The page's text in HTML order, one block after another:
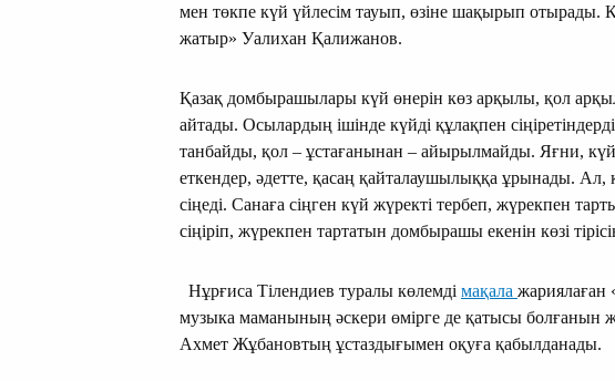
мен төкпе күй үйлесім тауып, өзіне шақырып отырады.
жатыр» Уалихан Қалижанов.
Қазақ домбырашылары күй өнерін көз арқылы, қол
айтады. Осылардың ішінде күйді құлақпен
танбайды, қол – ұстағанынан – айырылмайды. Яғни,
еткендер, әдетте, қасаң қайталаушылыққа ұрынады. Ал,
сіңеді. Санаға сіңген күй жүректі тербеп, жүрекпен
сіңіріп, жүрекпен тартатын домбырашы екенін көзі
Нұрғиса Тілендиев туралы көлемді мақала жариялаған
музыка маманының әскери өмірге де қатысы болғанын
­Ахмет Жұбановтың ұстаздығымен оқуға қабылданады.